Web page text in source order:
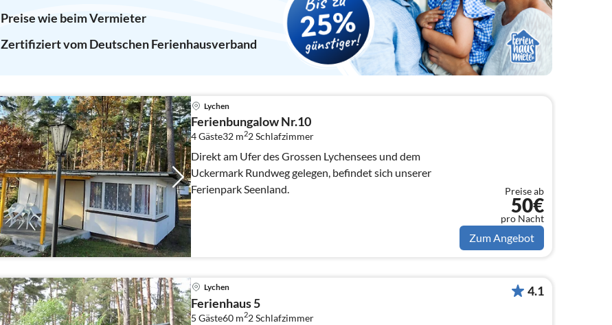
Preise wie beim Vermieter
Zertifiziert vom Deutschen Ferienhausverband
Lychen
Ferienbungalow Nr.10
4 Gäste32 m22Schlafzimmer
Direkt am Ufer des Grossen Lychensees und dem
Uckermark Rundweg gelegen, befindet sich unserer
Ferienpark Seenland.
Preise ab
50€
pro Nacht
Zum Angebot
Lychen
Ferienhaus 5
5 Gäste60 m22Schlafzimmer
4.1